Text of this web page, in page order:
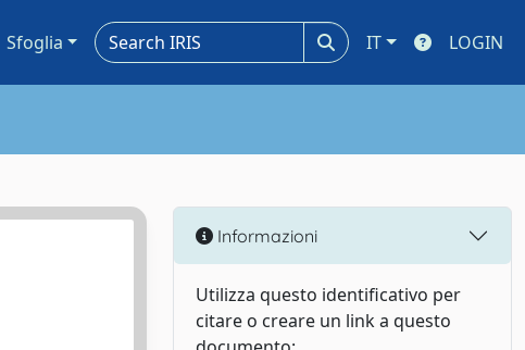
Sfoglia IT LOGIN
Informazioni
Utilizza questo identificativo per
citare o creare un link a questo